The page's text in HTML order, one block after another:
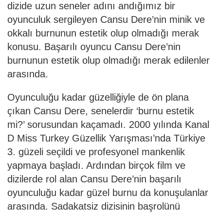
dizide uzun seneler adını andığımız bir
oyunculuk sergileyen Cansu Dere’nin minik ve
okkalı burnunun estetik olup olmadığı merak
konusu. Başarılı oyuncu Cansu Dere’nin
burnunun estetik olup olmadığı merak edilenler
arasında.
Oyunculuğu kadar güzelliğiyle de ön plana
çıkan Cansu Dere, senelerdir ‘burnu estetik
mi?’ sorusundan kaçamadı. 2000 yılında Kanal
D Miss Turkey Güzellik Yarışması’nda Türkiye
3. güzeli seçildi ve profesyonel mankenlik
yapmaya başladı. Ardından birçok film ve
dizilerde rol alan Cansu Dere’nin başarılı
oyunculuğu kadar güzel burnu da konuşulanlar
arasında. Sadakatsiz dizisinin başrolünü